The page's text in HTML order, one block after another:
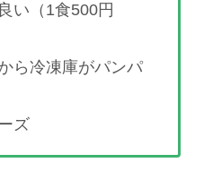
い（1食500円
ら冷凍庫がパンパ
ズ